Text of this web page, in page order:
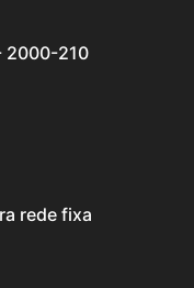
2000-210
rede fixa